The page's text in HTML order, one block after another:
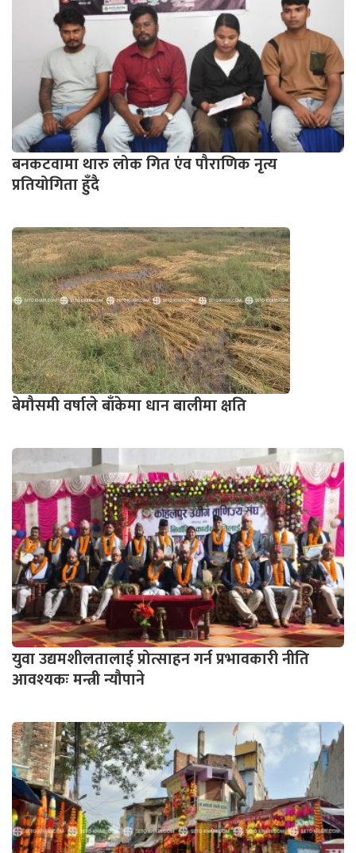
बनकटवामा थारु लोक गित एंव पौराणिक नृत्य
प्रतियोगिता हुँदै
बेमौसमी वर्षाले बाँकेमा धान बालीमा क्षति
युवा उद्यमशीलतालाई प्रोत्साहन गर्न प्रभावकारी नीति
आवश्यकः मन्त्री न्यौपाने